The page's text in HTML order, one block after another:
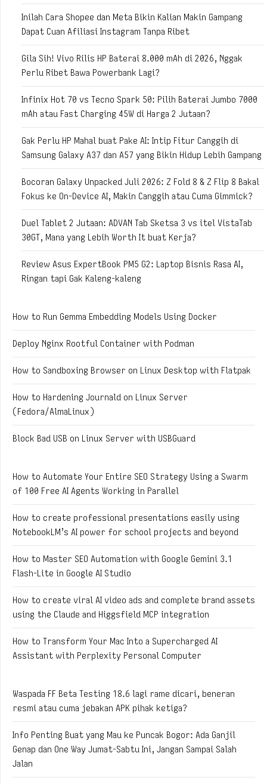
Inilah Cara Shopee dan Meta Bikin Kalian Makin Gampang
Dapat Cuan Afiliasi Instagram Tanpa Ribet
Gila Sih! Vivo Rilis HP Baterai 8.000 mAh di 2026, Nggak
Perlu Ribet Bawa Powerbank Lagi?
Infinix Hot 70 vs Tecno Spark 50: Pilih Baterai Jumbo 7000
mAh atau Fast Charging 45W di Harga 2 Jutaan?
Gak Perlu HP Mahal buat Pake AI: Intip Fitur Canggih di
Samsung Galaxy A37 dan A57 yang Bikin Hidup Lebih Gampang
Bocoran Galaxy Unpacked Juli 2026: Z Fold 8 & Z Flip 8 Bakal
Fokus ke On-Device AI, Makin Canggih atau Cuma Gimmick?
Duel Tablet 2 Jutaan: ADVAN Tab Sketsa 3 vs itel VistaTab
30GT, Mana yang Lebih Worth It buat Kerja?
Review Asus ExpertBook PM5 G2: Laptop Bisnis Rasa AI,
Ringan tapi Gak Kaleng-kaleng
How to Run Gemma Embedding Models Using Docker
Deploy Nginx Rootful Container with Podman
How to Sandboxing Browser on Linux Desktop with Flatpak
How to Hardening Journald on Linux Server
(Fedora/AlmaLinux)
Block Bad USB on Linux Server with USBGuard
How to Automate Your Entire SEO Strategy Using a Swarm
of 100 Free AI Agents Working in Parallel
How to create professional presentations easily using
NotebookLM’s AI power for school projects and beyond
How to Master SEO Automation with Google Gemini 3.1
Flash-Lite in Google AI Studio
How to create viral AI video ads and complete brand assets
using the Claude and Higgsfield MCP integration
How to Transform Your Mac Into a Supercharged AI
Assistant with Perplexity Personal Computer
Waspada FF Beta Testing 18.6 lagi rame dicari, beneran
resmi atau cuma jebakan APK pihak ketiga?
Info Penting Buat yang Mau ke Puncak Bogor: Ada Ganjil
Genap dan One Way Jumat-Sabtu Ini, Jangan Sampai Salah
Jalan